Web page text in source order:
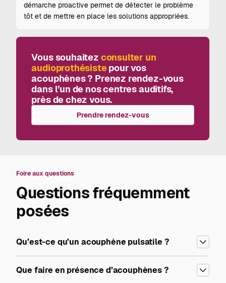
démarche proactive permet de détecter le problème
tôt et de mettre en place les solutions appropriées.
Vous souhaitez consulter un
audioprothésistepour vos
acouphènes ? Prenez rendez-vous
dans l’un de nos centres auditifs,
près de chez vous.
Prendre rendez-vous
Foire aux questions
Questions fréquemment
posées
Qu’est-ce qu’un acouphène pulsatile ?
Que faire en présence d’acouphènes ?